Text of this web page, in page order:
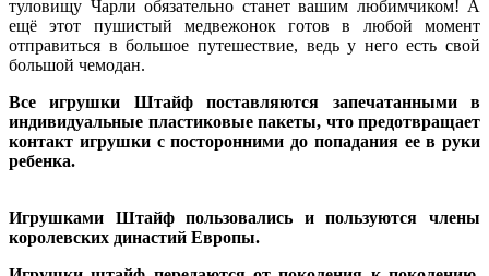
туловищу Чарли обязательно станет вашим любимчиком! А
ещё этот пушистый медвежонок готов в любой момент
отправиться в большое путешествие, ведь у него есть свой
большой чемодан.
Все игрушки Штайф поставляются запечатанными в
индивидуальные пластиковые пакеты, что предотвращает
контакт игрушки с посторонними до попадания ее в руки
ребенка.
Игрушками Штайф пользовались и пользуются члены
королевских династий Европы.